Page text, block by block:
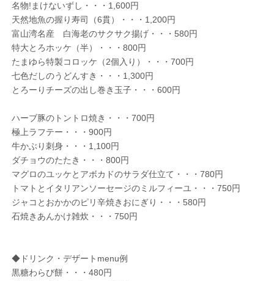
名物!まけないずし・・・1,600円
天然地魚の握り寿司（6貫）・・・1,200円
富山湾名産 白海老のサクサク揚げ・・・580円
特大とろホッケ（半）・・・800円
たまゆら特製コロッケ（2個入り）・・・700円
七色だしのうどんすき・・・1,300円
とろーりチーズの出し巻き玉子・・・600円
ハーブ豚のトントロ焼き・・・700円
極上ラフテー・・・900円
牛かぶり刺身・・・1,100円
ダチョウのたたき・・・800円
マグロのユッケとアボカドのサラダ仕立て・・・780円
トマトとイタリアンソーセージのミルフィーユ・・・750円
ジャコとおかかのピリ辛焼きおにぎり・・・580円
石焼きあんかけ雑炊・・・750円
◆ドリンク・デザートmenu例
黒糖わらび餅・・・480円